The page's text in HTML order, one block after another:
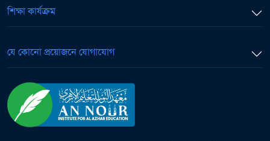
শিক্ষা কার্যক্রম
যে কোনো প্রয়োজনে যোগাযোগ